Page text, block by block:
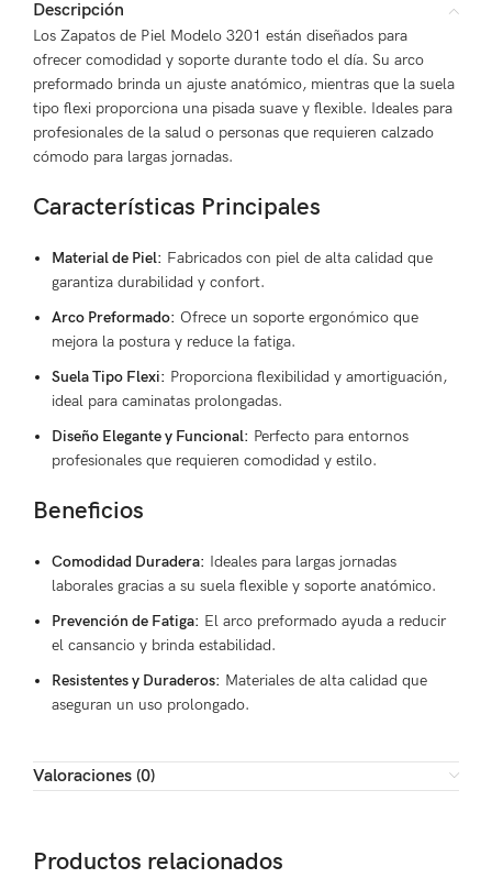
Descripción
Los Zapatos de Piel Modelo 3201 están diseñados para
ofrecer comodidad y soporte durante todo el día. Su arco
preformado brinda un ajuste anatómico, mientras que la suela
tipo flexi proporciona una pisada suave y flexible. Ideales para
profesionales de la salud o personas que requieren calzado
cómodo para largas jornadas.
Características Principales
Material de Piel: Fabricados con piel de alta calidad que
garantiza durabilidad y confort.
Arco Preformado: Ofrece un soporte ergonómico que
mejora la postura y reduce la fatiga.
Suela Tipo Flexi: Proporciona flexibilidad y amortiguación,
ideal para caminatas prolongadas.
Diseño Elegante y Funcional: Perfecto para entornos
profesionales que requieren comodidad y estilo.
Beneficios
Comodidad Duradera: Ideales para largas jornadas
laborales gracias a su suela flexible y soporte anatómico.
Prevención de Fatiga: El arco preformado ayuda a reducir
el cansancio y brinda estabilidad.
Resistentes y Duraderos: Materiales de alta calidad que
aseguran un uso prolongado.
Valoraciones (0)
Productos relacionados